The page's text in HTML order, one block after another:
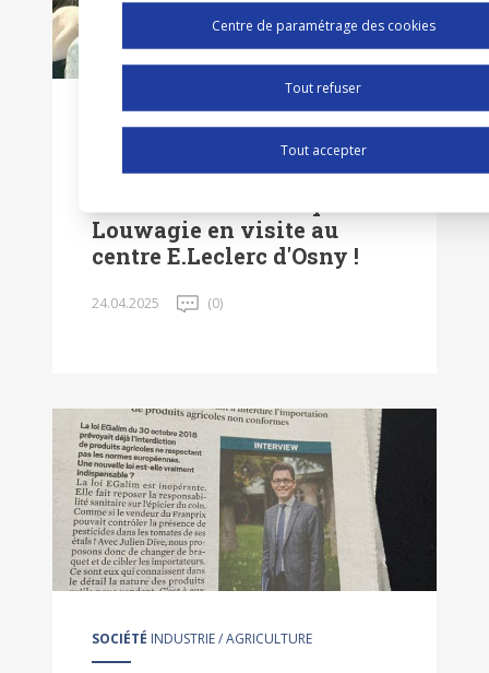
SOCIÉTÉINDUSTRIE / AGRICULTURE
Origine France : Annie
Louwagie en visite au
centre E.Leclerc d'Osny !
24.04.2025 (0)
SOCIÉTÉ INDUSTRIE / AGRICULTURE
Centre de paramétrage des cookies
Tout refuser
Tout accepter